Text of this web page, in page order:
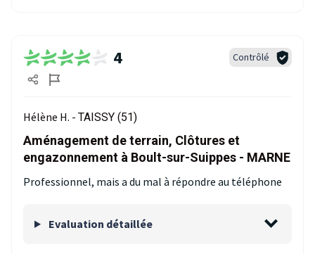
4 Contrôlé
Hélène H. - TAISSY (51)
Aménagement de terrain, Clôtures et
engazonnement à Boult-sur-Suippes - MARNE
Professionnel, mais a du mal à répondre au téléphone
Evaluation détaillée